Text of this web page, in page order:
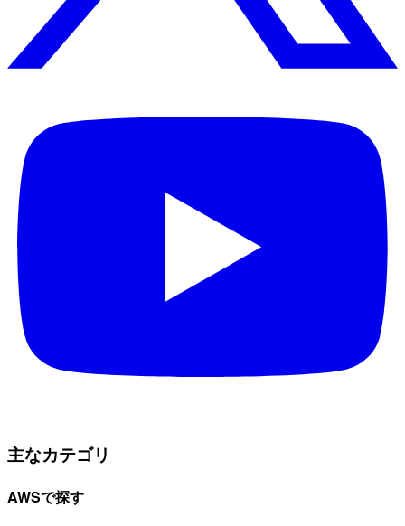
主なカテゴリ
AWSで探す